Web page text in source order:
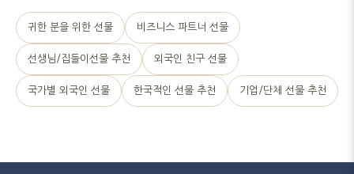
귀한 분을 위한 선물 비즈니스 파트너 선물
선생님/집들이선물 추천 외국인 친구 선물
국가별 외국인 선물 한국적인 선물 추천 기업/단체 선물 추천